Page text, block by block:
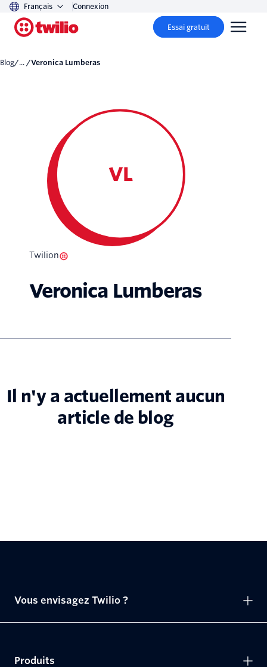
Français Connexion
Essai gratuit
Blog/... / Veronica Lumberas
VL
Twilion
Veronica Lumberas
Il n'y a actuellement aucun
article de blog
Vous envisagez Twilio ?
Produits